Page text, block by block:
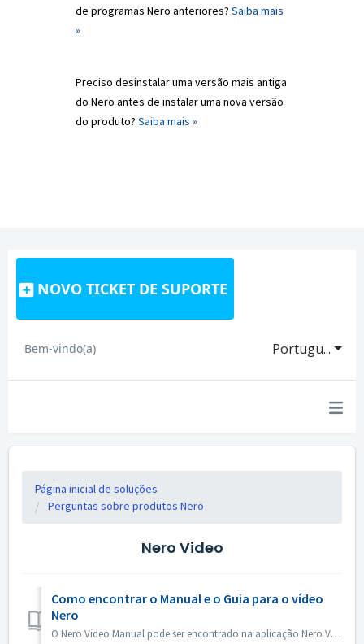
de programas Nero anteriores? Saiba mais
»
Preciso desinstalar uma versão mais antiga
do Nero antes de instalar uma nova versão
do produto? Saiba mais »
NOVO TICKET DE SUPORTE
Portugu...
Bem-vindo(a)
Página inicial de soluções
Perguntas sobre produtos Nero
Nero Video
Como encontrar o Manual e o Guia para o vídeo
Nero
O Nero Video Manual pode ser encontrado na aplicação Nero Video. Abra o vídeo Nero, clique em KnowHow no canto superior direito. No menu suspenso, cliqu...